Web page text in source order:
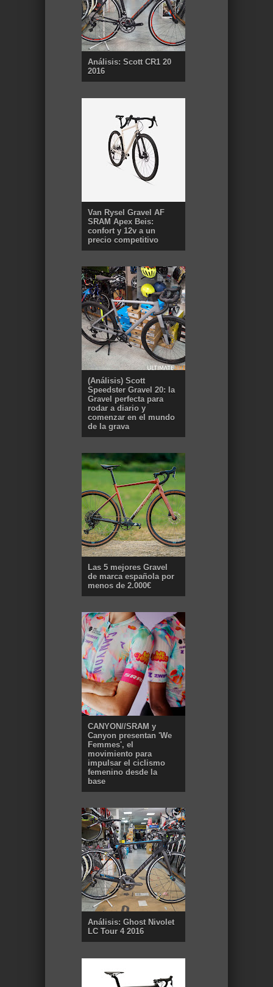
Análisis: Scott CR1 20
2016
Van Rysel Gravel AF
SRAM Apex Beis:
confort y 12v a un
precio competitivo
(Análisis) Scott
Speedster Gravel 20: la
Gravel perfecta para
rodar a diario y
comenzar en el mundo
de la grava
Las 5 mejores Gravel
de marca española por
menos de 2.000€
CANYON//SRAM y
Canyon presentan 'We
Femmes', el
movimiento para
impulsar el ciclismo
femenino desde la
base
Análisis: Ghost Nivolet
LC Tour 4 2016